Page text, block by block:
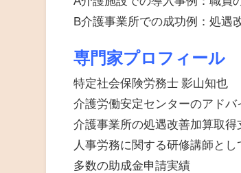
B介護事業所での成功例：処遇
専門家プロフィール
特定社会保険労務士 影山知也
介護労働安定センターのアド
介護事業所の処遇改善加算取得
人事労務に関する研修講師とし
多数の助成金申請実績